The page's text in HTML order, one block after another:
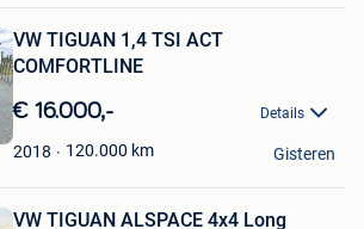
VW TIGUAN 1,4 TSI ACT
COMFORTLINE
€ 16.000,- Details
2018 120.000 km Gisteren
VW TIGUAN ALSPACE 4x4 Long